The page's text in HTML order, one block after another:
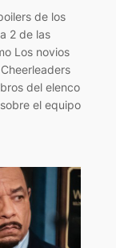
de los
2 de las
Los novios
del elenco
el equipo